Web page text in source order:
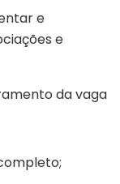
e
e
da vaga